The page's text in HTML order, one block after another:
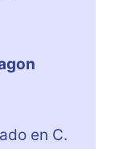
en C.